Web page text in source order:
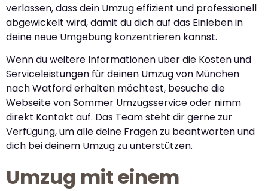
verlassen, dass dein Umzug effizient und professionell
abgewickelt wird, damit du dich auf das Einleben in
deine neue Umgebung konzentrieren kannst.
Wenn du weitere Informationen über die Kosten und
Serviceleistungen für deinen Umzug von München
nach Watford erhalten möchtest, besuche die
Webseite von Sommer Umzugsservice oder nimm
direkt Kontakt auf. Das Team steht dir gerne zur
Verfügung, um alle deine Fragen zu beantworten und
dich bei deinem Umzug zu unterstützen.
Umzug mit einem